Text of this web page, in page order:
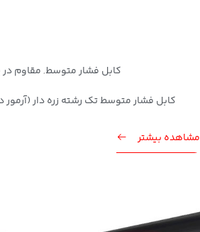
کابل فشار متوسط, مقاوم در
کابل فشار متوسط تک رشته زره دار (آرمور
مشاهده بیشتر